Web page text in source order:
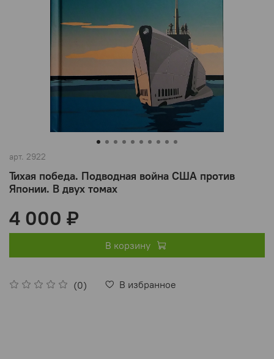
арт. 2922
Тихая победа. Подводная война США против
Японии. В двух томах
(0) В избранное
4 000 ₽
В корзину